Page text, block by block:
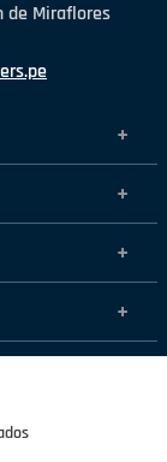
de Miraflores
+
+
+
+